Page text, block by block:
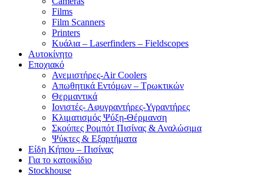
Films
Film Scanners
Printers
Κυάλια – Laserfinders – Fieldscopes
Αυτοκίνητο
Εποχιακό
Ανεμιστήρες-Air Coolers
Απωθητικά Εντόμων – Τρωκτικών
Θερμαντικά
Ιονιστές- Αφυγραντήρες-Υγραντήρες
Κλιματισμός Ψύξη-Θέρμανση
Σκούπες Ρομπότ Πισίνας & Αναλώσιμα
Ψύκτες & Εξαρτήματα
Είδη Κήπου – Πισίνας
Για το κατοικίδιο
Stockhouse